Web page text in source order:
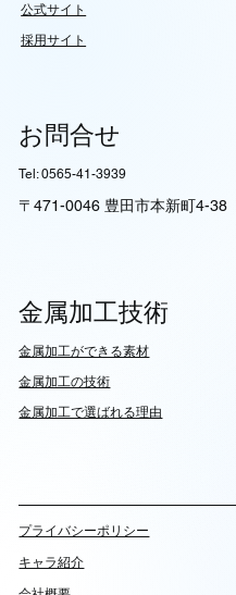
公式サイト
採用サイト
お問合せ
Tel: 0565-41-3939
〒471-0046 豊田市本新町4-38
金属加工技術
​金属加工ができる素材
​金属加工の技術
金属加工で選ばれる理由
​プライバシーポリシー
キャラ紹介